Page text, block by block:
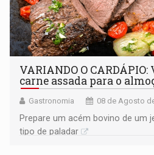
VARIANDO O
carne assada para o
Gastronomia 08 de Agosto
Prepare um acém bovino de um
tipo de paladar